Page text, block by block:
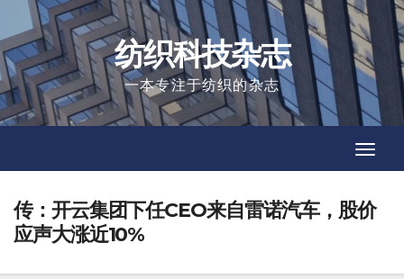
to
content
纺织科技杂志
一本专注于纺织的杂志
传：开云集团下任CEO来自雷诺汽车，股价
应声大涨近10%